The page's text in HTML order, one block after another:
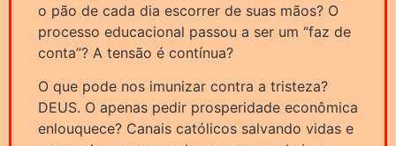
o pão de cada dia escorrer de suas mãos? O
processo educacional passou a ser um “faz de
conta”? A tensão é contínua?
O que pode nos imunizar contra a tristeza?
DEUS. O apenas pedir prosperidade econômica
enlouquece? Canais católicos salvando vidas e